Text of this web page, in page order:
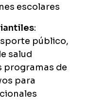
escolares
:
público,
salud
programas de
para